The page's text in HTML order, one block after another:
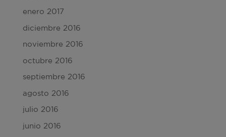
enero 2017
diciembre 2016
noviembre 2016
octubre 2016
septiembre 2016
agosto 2016
julio 2016
junio 2016